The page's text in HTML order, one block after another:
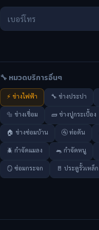
🔧 หมวดบริการอื่นๆ
⚡ ช่างไฟฟ้า 🔧 ช่างประปา
🔩 ช่างเชื่อม 🧱 ช่างปูกระเบื้อง
🏠 ช่างซ่อมบ้าน 🚰 ท่อตัน
🪲 กำจัดแมลง 🐀 กำจัดหนู
🪞 ซ่อมกระจก 🚪 ประตูรั้วเหล็ก